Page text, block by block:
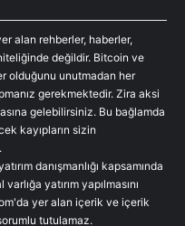
alan rehberler, haberler,
değildir. Bitcoin ve
olduğunu unutmadan her
gerekmektedir. Zira aksi
gelebilirsiniz. Bu bağlamda
kayıpların sizin
danışmanlığı kapsamında
yatırım yapılmasını
yer alan içerik ve içerik
tutulamaz.